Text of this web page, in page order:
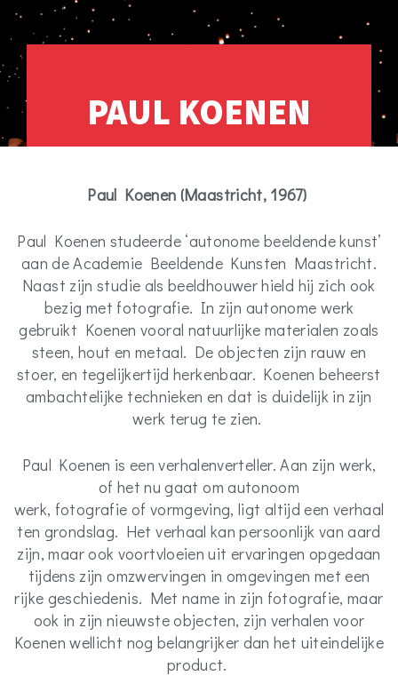
PAUL KOENEN
Paul Koenen (Maastricht, 1967)
Paul Koenen studeerde ‘autonome beeldende kunst’
aan de Academie Beeldende Kunsten Maastricht.
Naast zijn studie als beeldhouwer hield hij zich ook
bezig met fotografie. In zijn autonome werk
gebruikt Koenen vooral natuurlijke materialen zoals
steen, hout en metaal. De objecten zijn rauw en
stoer, en tegelijkertijd herkenbaar. Koenen beheerst
ambachtelijke technieken en dat is duidelijk in zijn
werk terug te zien.
Paul Koenen is een verhalenverteller. Aan zijn werk,
of het nu gaat om autonoom
werk, fotografie of vormgeving, ligt altijd een verhaal
ten grondslag. Het verhaal kan persoonlijk van aard
zijn, maar ook voortvloeien uit ervaringen opgedaan
tijdens zijn omzwervingen in omgevingen met een
rijke geschiedenis. Met name in zijn fotografie, maar
ook in zijn nieuwste objecten, zijn verhalen voor
Koenen wellicht nog belangrijker dan het uiteindelijke
product.